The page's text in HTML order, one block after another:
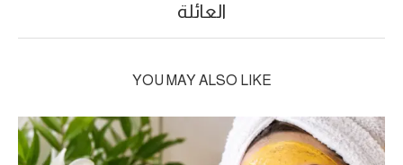
العائلة
YOU MAY ALSO LIKE